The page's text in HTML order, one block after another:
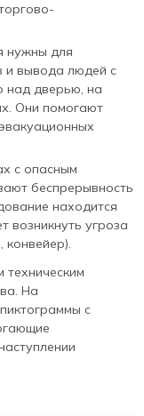
нужны для
и вывода людей с
над дверью, на
Они помогают
с опасным
беспрерывность
находится
возникнуть угроза
конвейер).
На
с